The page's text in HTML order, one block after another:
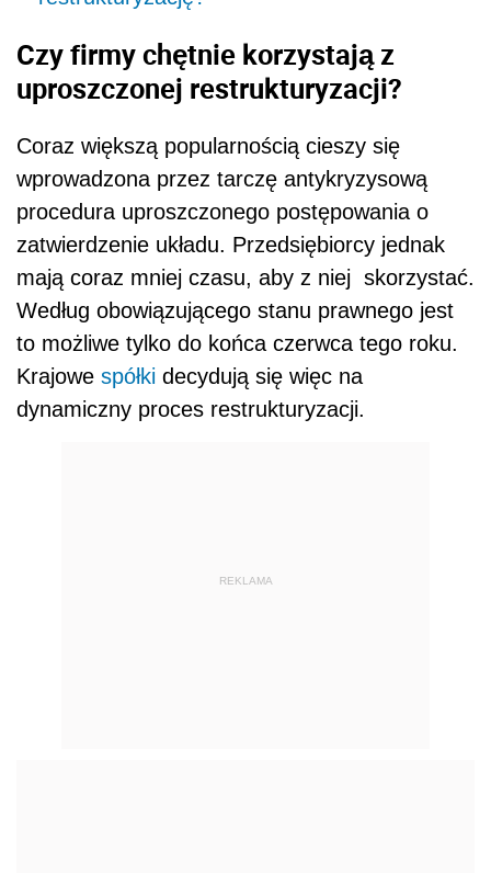
Czy firmy chętnie korzystają z
uproszczonej restrukturyzacji?
Coraz większą popularnością cieszy się
wprowadzona przez tarczę antykryzysową
procedura uproszczonego postępowania o
zatwierdzenie układu. Przedsiębiorcy jednak
mają coraz mniej czasu, aby z niej skorzystać.
Według obowiązującego stanu prawnego jest
to możliwe tylko do końca czerwca tego roku.
Krajowe spółki decydują się więc na
dynamiczny proces restrukturyzacji.
REKLAMA